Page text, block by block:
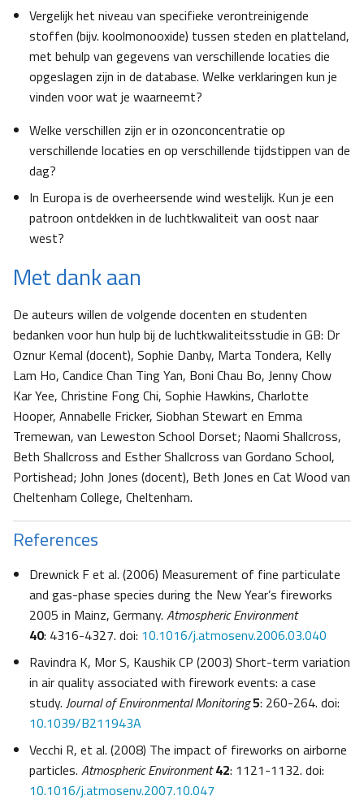
Vergelijk het niveau van specifieke verontreinigende
stoffen (bijv. koolmonooxide) tussen steden en platteland,
met behulp van gegevens van verschillende locaties die
opgeslagen zijn in de database. Welke verklaringen kun je
vinden voor wat je waarneemt?
Welke verschillen zijn er in ozonconcentratie op
verschillende locaties en op verschillende tijdstippen van de
dag?
In Europa is de overheersende wind westelijk. Kun je een
patroon ontdekken in de luchtkwaliteit van oost naar
west?
Met dank aan
De auteurs willen de volgende docenten en studenten
bedanken voor hun hulp bij de luchtkwaliteitsstudie in GB: Dr
Oznur Kemal (docent), Sophie Danby, Marta Tondera, Kelly
Lam Ho, Candice Chan Ting Yan, Boni Chau Bo, Jenny Chow
Kar Yee, Christine Fong Chi, Sophie Hawkins, Charlotte
Hooper, Annabelle Fricker, Siobhan Stewart en Emma
Tremewan, van Leweston School Dorset; Naomi Shallcross,
Beth Shallcross and Esther Shallcross van Gordano School,
Portishead; John Jones (docent), Beth Jones en Cat Wood van
Cheltenham College, Cheltenham.
References
Drewnick F et al. (2006) Measurement of fine particulate
and gas-phase species during the New Year’s fireworks
2005 in Mainz, Germany. Atmospheric Environment
40: 4316-4327. doi: 10.1016/j.atmosenv.2006.03.040
Ravindra K, Mor S, Kaushik CP (2003) Short-term variation
in air quality associated with firework events: a case
study. Journal of Environmental Monitoring5: 260-264. doi:
10.1039/B211943A
Vecchi R, et al. (2008) The impact of fireworks on airborne
particles. Atmospheric Environment 42: 1121-1132. doi:
10.1016/j.atmosenv.2007.10.047